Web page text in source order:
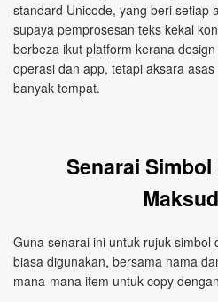
standard Unicode, yang beri setiap
supaya pemprosesan teks kekal
berbeza ikut platform kerana
operasi dan app, tetapi aksara
banyak tempat.
Senarai
Guna senarai ini untuk rujuk simbol
biasa digunakan, bersama nama
mana‑mana item untuk copy